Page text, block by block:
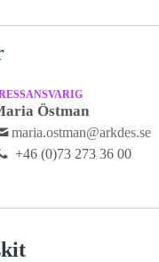
Östman
maria.ostman@arkdes.se
+46 (0)73 273 36 00